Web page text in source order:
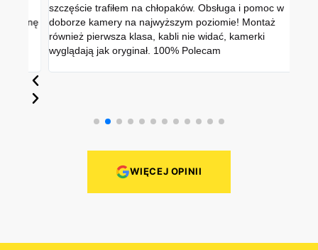
szczęście trafiłem na chłopaków. Obsługa i pomoc w
doborze kamery na najwyższym poziomie! Montaż
również pierwsza klasa, kabli nie widać, kamerki
wyglądają jak oryginał. 100% Polecam
WIĘCEJ OPINII